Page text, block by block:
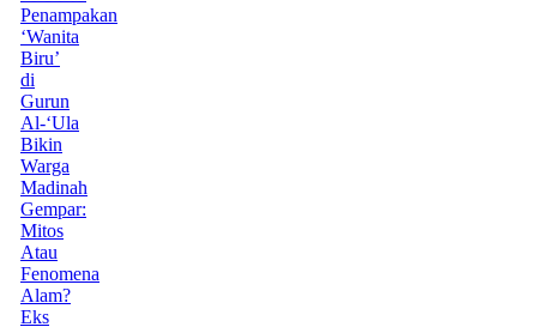
Penampakan
‘Wanita
Biru’
di
Gurun
Al-‘Ula
Bikin
Warga
Madinah
Gempar:
Mitos
Atau
Fenomena
Alam?
Eks